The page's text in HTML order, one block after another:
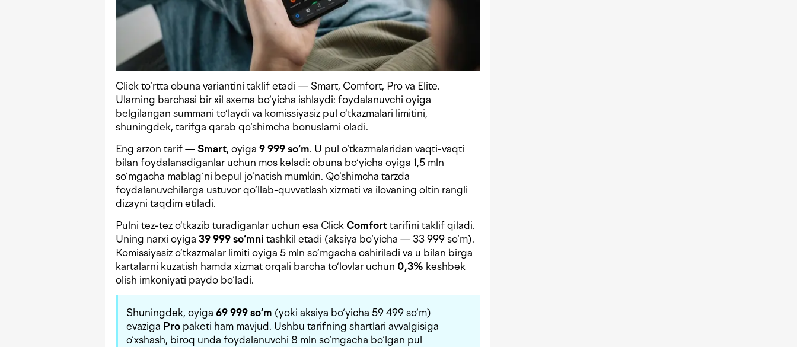
Click to‘rtta obuna variantini taklif etadi — Smart, Comfort, Pro va Elite.
Ularning barchasi bir xil sxema bo‘yicha ishlaydi: foydalanuvchi oyiga
belgilangan summani to‘laydi va komissiyasiz pul o‘tkazmalari limitini,
shuningdek, tarifga qarab qo‘shimcha bonuslarni oladi.
Eng arzon tarif — Smart, oyiga 9 999 so‘m. U pul o‘tkazmalaridan vaqti-vaqti
bilan foydalanadiganlar uchun mos keladi: obuna bo‘yicha oyiga 1,5 mln
so‘mgacha mablag‘ni bepul jo‘natish mumkin. Qo‘shimcha tarzda
foydalanuvchilarga ustuvor qo‘llab-quvvatlash xizmati va ilovaning oltin rangli
dizayni taqdim etiladi.
Pulni tez-tez o‘tkazib turadiganlar uchun esa Click Comfort tarifini taklif qiladi.
Uning narxi oyiga 39 999 so‘mni tashkil etadi (aksiya bo‘yicha — 33 999 so‘m).
Komissiyasiz o‘tkazmalar limiti oyiga 5 mln so‘mgacha oshiriladi va u bilan birga
kartalarni kuzatish hamda xizmat orqali barcha to‘lovlar uchun 0,3% keshbek
olish imkoniyati paydo bo‘ladi.
Shuningdek, oyiga 69 999 so‘m (yoki aksiya bo‘yicha 59 499 so‘m)
evaziga Pro paketi ham mavjud. Ushbu tarifning shartlari avvalgisiga
o‘xshash, biroq unda foydalanuvchi 8 mln so‘mgacha bo‘lgan pul